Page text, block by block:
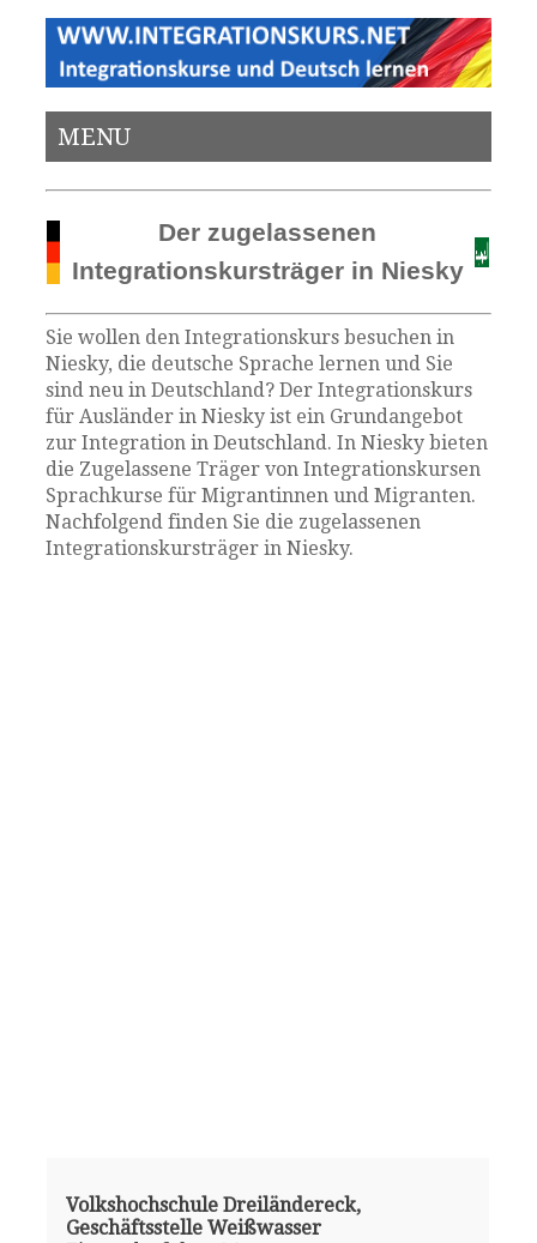
MENU
Der zugelassenen
Integrationskursträger in Niesky
Sie wollen den Integrationskurs besuchen in
Niesky, die deutsche Sprache lernen und Sie
sind neu in Deutschland? Der Integrationskurs
für Ausländer in Niesky ist ein Grundangebot
zur Integration in Deutschland. In Niesky bieten
die Zugelassene Träger von Integrationskursen
Sprachkurse für Migrantinnen und Migranten.
Nachfolgend finden Sie die zugelassenen
Integrationskursträger in Niesky.
Volkshochschule Dreiländereck,
Geschäftsstelle Weißwasser